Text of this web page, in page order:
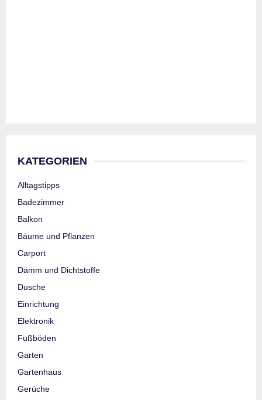
KATEGORIEN
Alltagstipps
Badezimmer
Balkon
Bäume und Pflanzen
Carport
Dämm und Dichtstoffe
Dusche
Einrichtung
Elektronik
Fußböden
Garten
Gartenhaus
Gerüche